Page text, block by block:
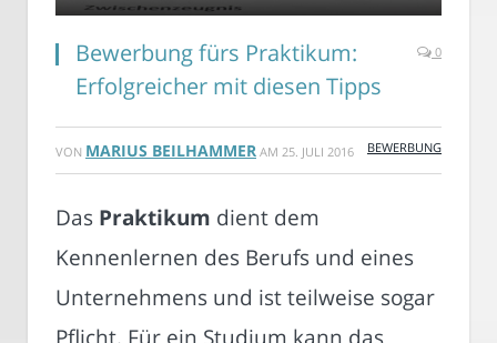
Bewerbung fürs Praktikum:
Erfolgreicher mit diesen Tipps
0
VON MARIUS BEILHAMMER AM 25. JULI 2016 BEWERBUNG
Das Praktikum dient dem
Kennenlernen des Berufs und eines
Unternehmens und ist teilweise sogar
Pflicht. Für ein Studium kann das